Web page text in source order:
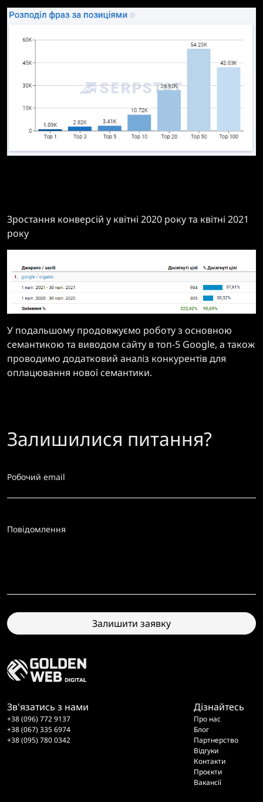
Зростання конверсій у квітні 2020 року та квітні 2021
року
У подальшому продовжуємо роботу з основною
семантикою та виводом сайту в топ-5 Google, а також
проводимо додатковий аналіз конкурентів для
оплацювання нової семантики.
Залишилися питання?
Робочий email
Повідомлення
Залишити заявку
Дізнайтесь
Про нас
Блог
Партнерство
Відгуки
Контакти
Проєкти
Вакансії
Зв'язатись з нами
+38 (096) 772 9137
+38 (067) 335 6974
+38 (095) 780 0342